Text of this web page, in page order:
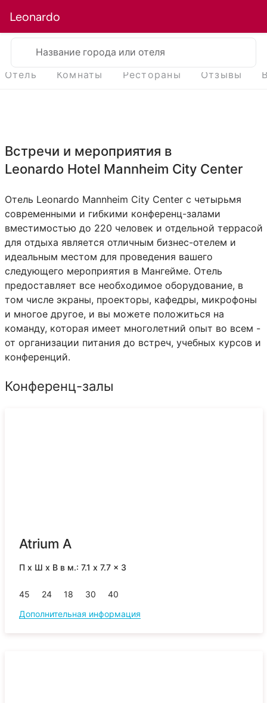
Leonardo
Название города или отеля
Отель Комнаты Рестораны Отзывы
Встречи и мероприятия в
Leonardo Hotel Mannheim City Center
Отель Leonardo Mannheim City Center с четырьмя
современными и гибкими конференц-залами
вместимостью до 220 человек и отдельной террасой
для отдыха является отличным бизнес-отелем и
идеальным местом для проведения вашего
следующего мероприятия в Мангейме. Отель
предоставляет все необходимое оборудование, в
том числе экраны, проекторы, кафедры, микрофоны
и многое другое, и вы можете положиться на
команду, которая имеет многолетний опыт во всем -
от организации питания до встреч, учебных курсов и
конференций.
Конференц-залы
Atrium A
П x Ш x В в м.: 7.1 x 7.7 x 3
45 24 18 30
40
Дополнительная информация